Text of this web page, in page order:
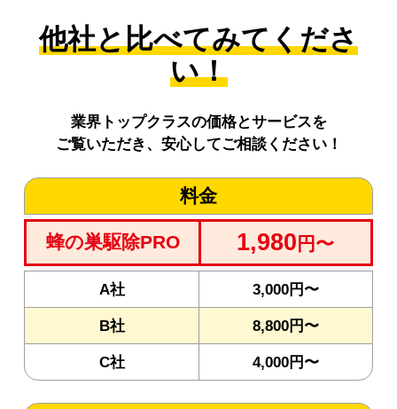
他社と比べてみてくださ
い！
業界トップクラスの価格とサービスを
ご覧いただき、安心してご相談ください！
料金
蜂の巣駆除PRO 1,980 円〜
A社 3,000円〜
B社 8,800円〜
C社 4,000円〜